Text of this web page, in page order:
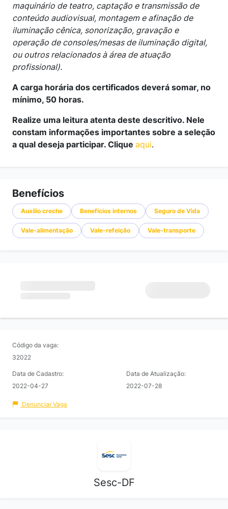
maquinário de teatro, captação e transmissão de
conteúdo audiovisual, montagem e afinação de
iluminação cênica, sonorização, gravação e
operação de consoles/mesas de iluminação digital,
ou outros relacionados à área de atuação
profissional).
A carga horária dos certificados deverá somar, no
mínimo, 50 horas.
Realize uma leitura atenta deste descritivo. Nele
constam informações importantes sobre a seleção
a qual deseja participar. Clique aqui.
Benefícios
Auxílio creche Benefícios internos Seguro de Vida
Vale-alimentação Vale-refeição Vale-transporte
Código da vaga:
32022
Data de Cadastro:
2022-04-27
Data de Atualização:
2022-07-28
Denunciar Vaga
Sesc-DF